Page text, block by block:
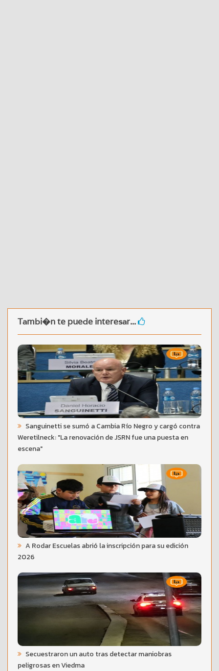
Tambi�n te puede interesar...
Sanguinetti se sumó a Cambia Río Negro y cargó contra
Weretilneck: "La renovación de JSRN fue una puesta en
escena"
A Rodar Escuelas abrió la inscripción para su edición
2026
Secuestraron un auto tras detectar maniobras
peligrosas en Viedma